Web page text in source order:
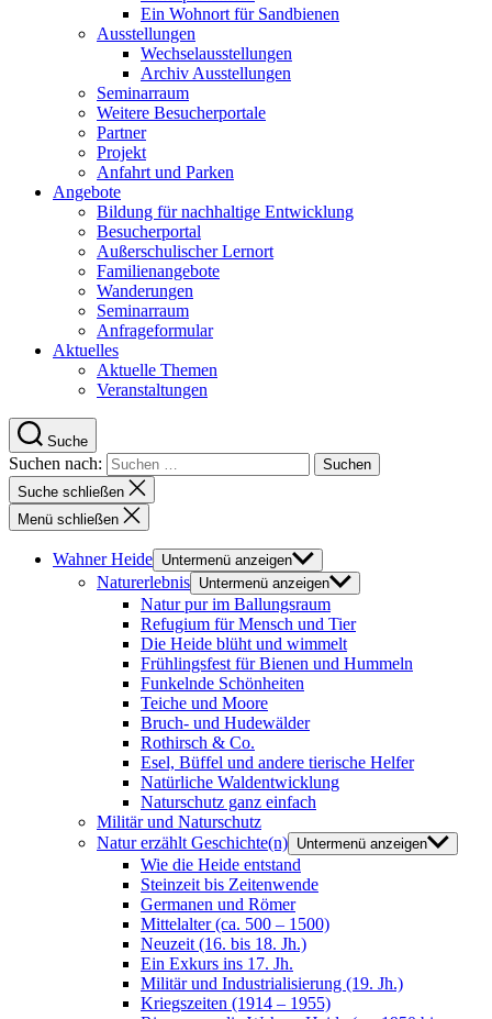
Ein Wohnort für Sandbienen
Ausstellungen
Wechselausstellungen
Archiv Ausstellungen
Seminarraum
Weitere Besucherportale
Partner
Projekt
Anfahrt und Parken
Angebote
Bildung für nachhaltige Entwicklung
Besucherportal
Außerschulischer Lernort
Familienangebote
Wanderungen
Seminarraum
Anfrageformular
Aktuelles
Aktuelle Themen
Veranstaltungen
Suche
Suchen nach:
Suche schließen
Menü schließen
Wahner Heide Untermenü anzeigen
Naturerlebnis Untermenü anzeigen
Natur pur im Ballungsraum
Refugium für Mensch und Tier
Die Heide blüht und wimmelt
Frühlingsfest für Bienen und Hummeln
Funkelnde Schönheiten
Teiche und Moore
Bruch- und Hudewälder
Rothirsch & Co.
Esel, Büffel und andere tierische Helfer
Natürliche Waldentwicklung
Naturschutz ganz einfach
Militär und Naturschutz
Natur erzählt Geschichte(n) Untermenü anzeigen
Wie die Heide entstand
Steinzeit bis Zeitenwende
Germanen und Römer
Mittelalter (ca. 500 – 1500)
Neuzeit (16. bis 18. Jh.)
Ein Exkurs ins 17. Jh.
Militär und Industrialisierung (19. Jh.)
Kriegszeiten (1914 – 1955)